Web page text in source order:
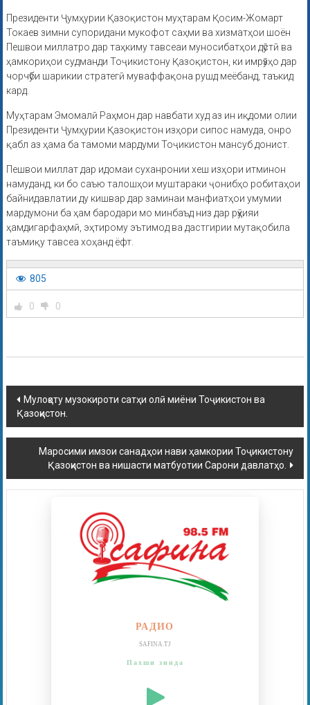
Президенти Ҷумҳурии Қазоқистон муҳтарам Қосим-Жомарт
Токаев зимни супоридани мукофот саҳми ва хизматҳои шоён
Пешвои миллатро дар таҳкиму тавсеаи муносибатҳои дӯстӣ ва
ҳамкориҳои судманди Тоҷикистону Қазоқистон, ки имрӯзҳо дар
чорчӯби шарикии стратегӣ муваффақона рушд меёбанд, таъкид
кард.
Муҳтарам Эмомалӣ Раҳмон дар навбати худ аз ин иқдоми олии
Президенти Ҷумҳурии Қазоқистон изҳори сипос намуда, онро
қабл аз ҳама ба тамоми мардуми Тоҷикистон мансуб донист.
Пешвои миллат дар идомаи суханронии хеш изҳори итминон
намуданд, ки бо саъю талошҳои муштараки ҷонибҳо робитаҳои
байнидавлатии ду кишвар дар заминаи манфиатҳои умумии
мардумони ба ҳам бародари мо минбаъд низ дар рӯҳияи
ҳамдигарфаҳмӣ, эҳтирому эътимод ва дастгирии мутақобила
таъмиқу тавсеа хоҳанд ёфт.
805
0 0
Мулоқоту музокироти сатҳи олӣ миёни Тоҷикистон ва
Қазоқистон.
Маросими имзои санадҳои нави ҳамкории Тоҷикистону
Қазоқистон ва нишасти матбуотии Сарони давлатҳо.
РАДИО
SAFINA.TJ
Пахши зинда